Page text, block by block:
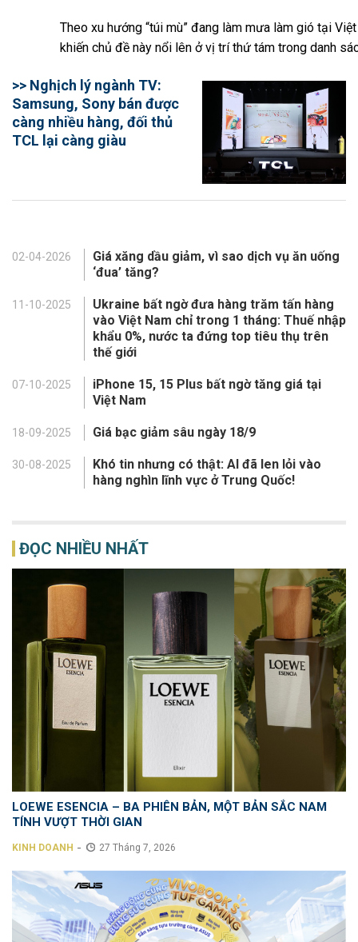
Theo xu hướng “túi mù” đang làm mưa làm gió tại
khiến chủ đề này nổi lên ở vị trí thứ tám trong danh sách
>> Nghịch lý ngành TV:
Samsung, Sony bán được
càng nhiều hàng, đối thủ
TCL lại càng giàu
02-04-2026
Giá xăng dầu giảm, vì sao dịch vụ ăn uống
‘đua’ tăng?
11-10-2025
Ukraine bất ngờ đưa hàng trăm tấn hàng
vào Việt Nam chỉ trong 1 tháng: Thuế nhập
khẩu 0%, nước ta đứng top tiêu thụ trên
thế giới
07-10-2025
iPhone 15, 15 Plus bất ngờ tăng giá tại
Việt Nam
18-09-2025 Giá bạc giảm sâu ngày 18/9
30-08-2025
Khó tin nhưng có thật: AI đã len lỏi vào
hàng nghìn lĩnh vực ở Trung Quốc!
ĐỌC NHIỀU NHẤT
LOEWE ESENCIA – BA PHIÊN BẢN, MỘT BẢN SẮC NAM
TÍNH VƯỢT THỜI GIAN
KINH DOANH - 27 Tháng 7, 2026